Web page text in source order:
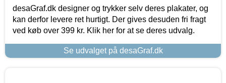
desaGraf.dk designer og trykker selv deres plakater, og
kan derfor levere ret hurtigt. Der gives desuden fri fragt
ved køb over 399 kr. Klik her for at se deres udvalg.
Se udvalget på desaGraf.dk